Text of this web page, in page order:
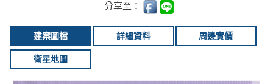
分享至：
建案圖檔 詳細資料 周邊實價
衛星地圖